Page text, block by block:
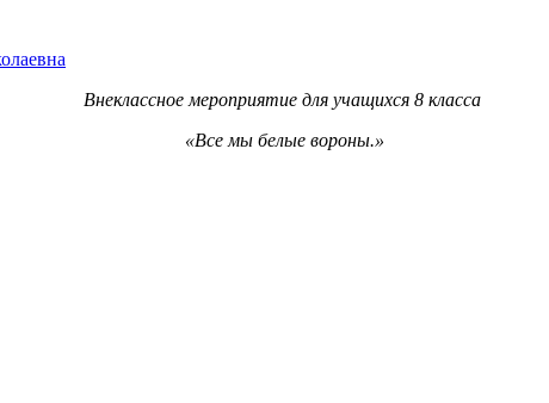
Внеклассное мероприятие для учащихся 8 класса
«Все мы белые вороны.»